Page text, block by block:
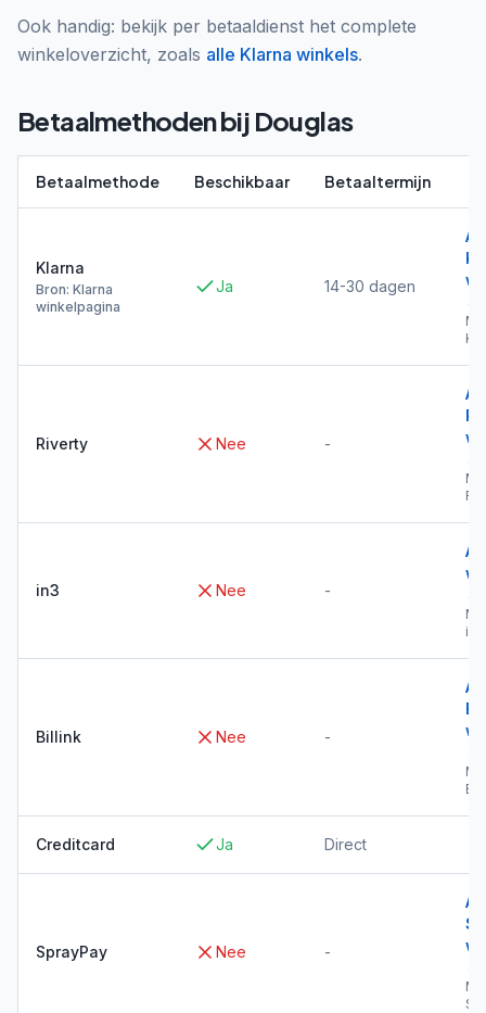
Ook handig: bekijk per betaaldienst het complete
winkeloverzicht, zoals alle Klarna winkels.
Betaalmethoden bij Douglas
Betaalmethode Beschikbaar Betaaltermijn
Klarna
Bron: Klarna
winkelpagina
Ja 14-30 dagen
→
Riverty Nee -
→
in3 Nee -
→
in3
Billink Nee -
→
Creditcard Ja Direct
SprayPay Nee -
→